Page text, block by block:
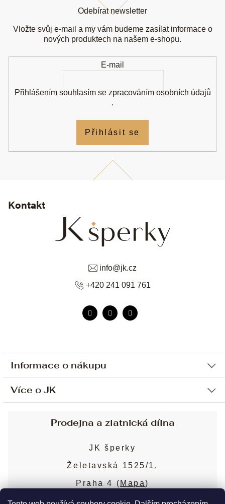
Informace o nákupu
Ochrana osobních údajů
Sjednání osobní schůzky
Obchodní podmínky
Puncovní značky
Více o JK
Blog
Kontakt
info@jk.cz
+420 241 091 761
Odebírat newsletter
Vložte svůj e-mail a my vám budeme zasílat informace o
nových produktech na našem e-shopu.
E-mail
Přihlášením souhlasím se zpracováním osobních údajů
.
Přihlásit se
Prodejna a zlatnická dílna
JK šperky
Želetavská 1525/1,
Praha 4 ( Mapa)
Více o prodejně